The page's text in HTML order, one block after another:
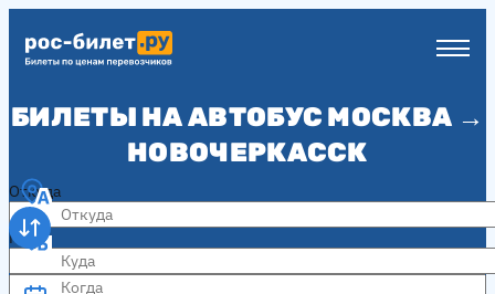
БИЛЕТЫ НА АВТОБУС МОСКВА →
НОВОЧЕРКАССК
Откуда
Куда
Когда